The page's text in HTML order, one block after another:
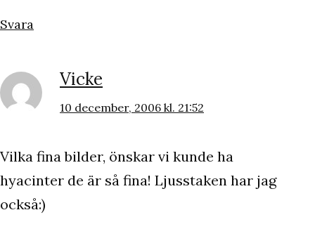
Svara
Vicke
10 december, 2006 kl. 21:52
Vilka fina bilder, önskar vi kunde ha
hyacinter de är så fina! Ljusstaken har jag
också:)